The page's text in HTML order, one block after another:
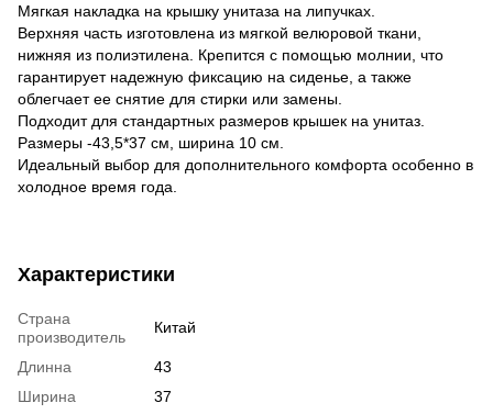
Мягкая накладка на крышку унитаза на липучках.
Верхняя часть изготовлена ​​из мягкой велюровой ткани,
нижняя из полиэтилена. Крепится с помощью молнии, что
гарантирует надежную фиксацию на сиденье, а также
облегчает ее снятие для стирки или замены.
Подходит для стандартных размеров крышек на унитаз.
Размеры -43,5*37 см, ширина 10 см.
Идеальный выбор для дополнительного комфорта особенно в
холодное время года.
Характеристики
Страна
производитель
Китай
Длинна
43
Ширина
37